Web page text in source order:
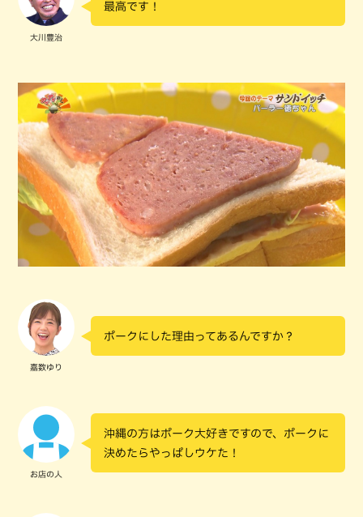
大川豊治
最高です！
嘉数ゆり
ポークにした理由ってあるんですか？
お店の人
沖縄の方はポーク大好きですので、ポークに
決めたらやっぱしウケた！